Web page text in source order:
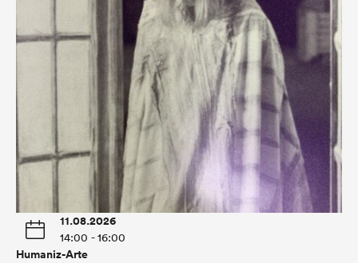
11.08.2026
14:00 - 16:00
Humaniz-Arte